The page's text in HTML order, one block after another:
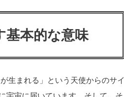
基本的な意味
生まれる」という天使からのサイ